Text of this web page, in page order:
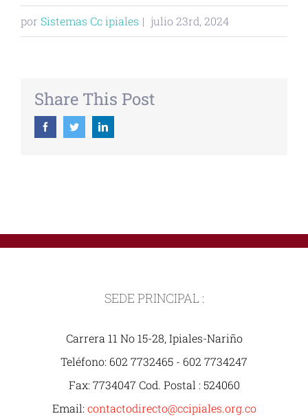
por Sistemas Cc ipiales | julio 23rd, 2024
Share This Post
FacebookTwitterLinkedin
SEDE PRINCIPAL :
Carrera 11 No 15-28, Ipiales-Nariño
Teléfono: 602 7732465 - 602 7734247
Fax: 7734047 Cod. Postal : 524060
Email: contactodirecto@ccipiales.org.co